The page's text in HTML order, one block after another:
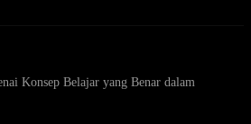
Konsep Belajar yang Benar dalam